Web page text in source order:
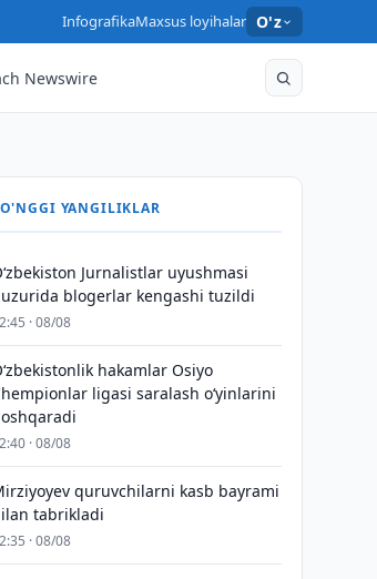
InfografikaMaxsus loyihalar O'z
Newswire
YANGILIKLAR
Jurnalistlar uyushmasi
blogerlar kengashi tuzildi
· 08/08
hakamlar Osiyo
ligasi saralash o‘yinlarini
· 08/08
quruvchilarni kasb bayrami
tabrikladi
· 08/08